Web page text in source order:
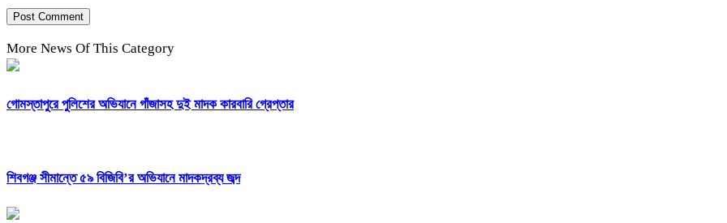
More News Of This Category
গোমস্তাপুরে পুলিশের অভিযানে গাঁজাসহ দুই মাদক কারবারি গ্রেপ্তার
শিবগঞ্জ সীমান্তে ৫৯ বিজিবি’র অভিযানে মাদকদ্রব্য জব্দ